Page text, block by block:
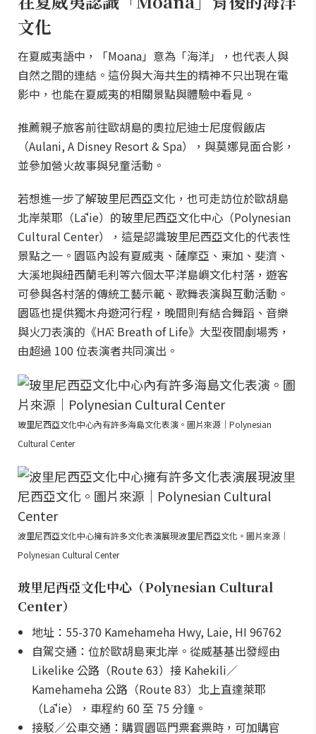
文化
在夏威夷語中，「Moana」意為「海洋」，也代表人與
自然之間的連結。這份與大海共生的精神不只出現在電
影中，也能在夏威夷的相關景點與體驗中看見。
推薦親子旅客前往歐胡島的奧拉尼迪士尼度假飯店
（Aulani, A Disney Resort & Spa），與莫娜見面合影，
並參加營火故事與兒童活動。
若想進一步了解玻里尼西亞文化，也可走訪位於歐胡島
北岸萊耶（Lāʻie）的玻里尼西亞文化中心（Polynesian
Cultural Center），這是認識玻里尼西亞文化的代表性
景點之一。園區內設有夏威夷、薩摩亞、東加、斐濟、
大溪地與紐西蘭毛利等六個太平洋島嶼文化村落，遊客
可參與各村落的傳統工藝示範、歌舞表演與互動活動。
園區也提供獨木舟遊河行程，晚間則有結合舞蹈、音樂
與火刀表演的《HĀ: Breath of Life》大型夜間劇場秀，
由超過 100 位表演者共同演出。
玻里尼西亞文化中心內有許多海島文化表演。圖片來源｜Polynesian
Cultural Center
波里尼西亞文化中心擁有許多文化表演展現波里尼西亞文化。圖片來源｜
Polynesian Cultural Center
玻里尼西亞文化中心（Polynesian Cultural
Center）
地址：55-370 Kamehameha Hwy, Laie, HI 96762
自駕交通：位於歐胡島東北岸。從威基基出發經由
Likelike 公路（Route 63）接 Kahekili／
Kamehameha 公路（Route 83）北上直達萊耶
（Lāʻie），車程約 60 至 75 分鐘。
接駁／公車交通：購買園區門票套票時，可加購官